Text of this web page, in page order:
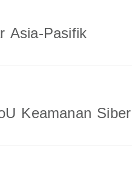
Asia-Pasifik
Keamanan Siber